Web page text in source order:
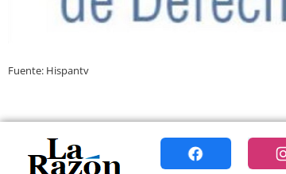
Fuente: Hispantv